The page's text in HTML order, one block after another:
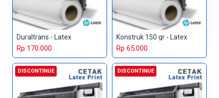
Duraltrans - Latex
Rp 170.000
Konstruk 150 gr - Latex
Rp 65.000
DISCONTINUE DISCONTINUE